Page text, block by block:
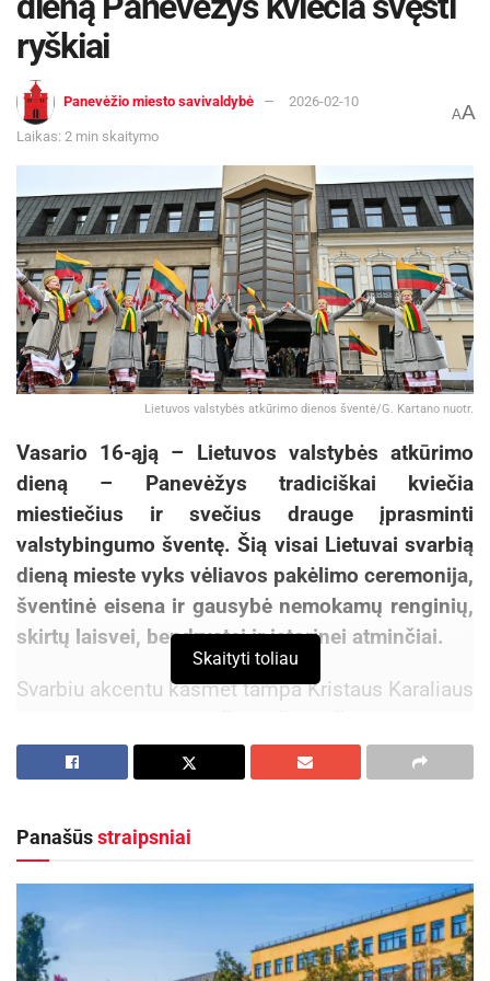
ryškiai
Panevėžio miesto savivaldybė 2026-02-10
Laikas: 2 min skaitymo
AA
Lietuvos valstybės atkūrimo dienos šventė/G. Kartano nuotr.
Vasario 16-ąją – Lietuvos valstybės atkūrimo
dieną – Panevėžys tradiciškai kviečia
miestiečius ir svečius drauge įprasminti
valstybingumo šventę. Šią visai Lietuvai svarbią
dieną mieste vyks vėliavos pakėlimo ceremonija,
šventinė eisena ir gausybė nemokamų renginių,
skirtų laisvei, bendrystei ir istorinei atminčiai.
Svarbiu akcentu kasmet tampa Kristaus Karaliaus
katedroje aukojamos šv. Mišios už Lietuvą ir jos
žmones, panevėžiečių ir miesto svečių šventinė
eisena Vasario 16-osios gatve ir didysis
Aktualios
Maudytis galima visose Panevėžio maudyklose,
išskyrus Kultūros ir poilsio parko braidyklą
Skaityti toliau
Panašūsstraipsniai